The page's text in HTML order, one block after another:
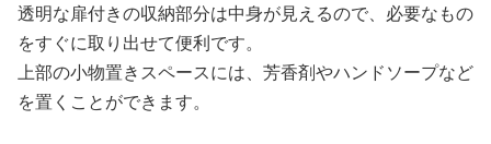
透明な扉付きの収納部分は中身が見えるので、必要なもの
をすぐに取り出せて便利です。
上部の小物置きスペースには、芳香剤やハンドソープなど
を置くことができます。